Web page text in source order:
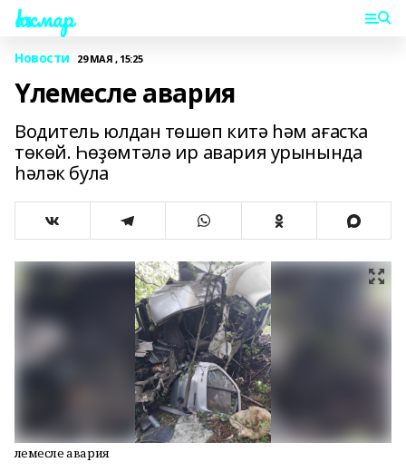
Һаҡмар
Новости 29 МАЯ , 15:25
Үлемесле авария
Водитель юлдан төшөп китә һәм ағасҡа
төкөй. Һөҙөмтәлә ир авария урынында
һәләк була
Үлемесле авария